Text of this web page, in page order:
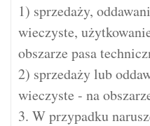
1) sprzedaży,
wieczyste,
obszarze pasa
2) sprzedaży lub
wieczyste - na
3. W przypadku